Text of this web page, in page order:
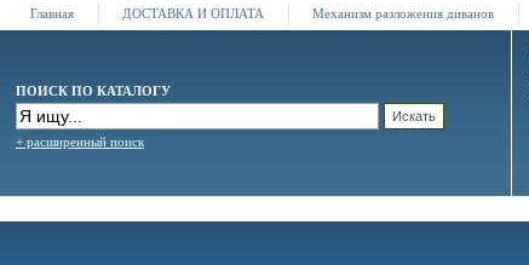
Главная ДОСТАВКА И ОПЛАТА Механизм разложения диванов
ПОИСК ПО КАТАЛОГУ
+ расширенный поиск